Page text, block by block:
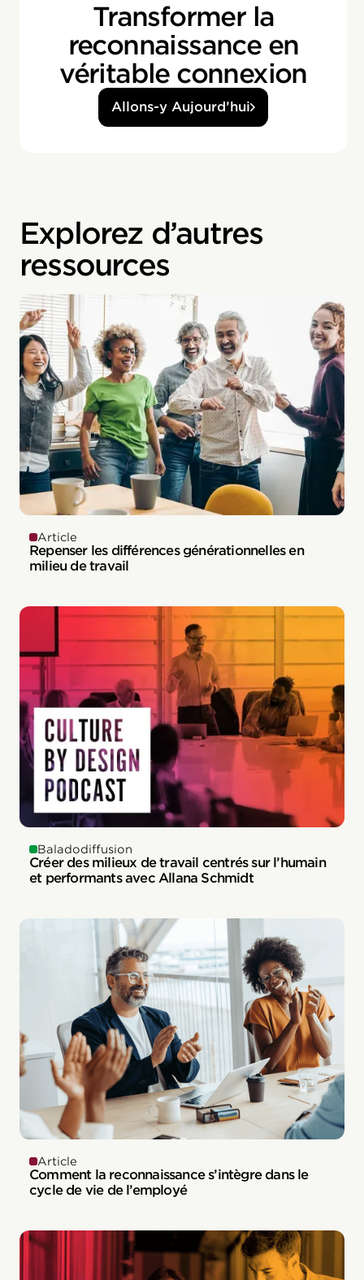
Transformer la
reconnaissance en
véritable connexion
Allons-y Aujourd’hui
Explorez d’autres
ressources
Article
Repenser les différences générationnelles en
milieu de travail
Baladodiffusion
Créer des milieux de travail centrés sur l’humain
et performants avec Allana Schmidt
Article
Comment la reconnaissance s’intègre dans le
cycle de vie de l’employé